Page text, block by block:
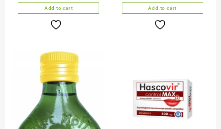
ml
Add to cart
tabletek
Add to cart